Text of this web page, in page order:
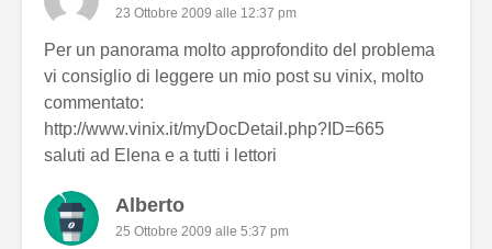
23 Ottobre 2009 alle 12:37 pm
Per un panorama molto approfondito del problema
vi consiglio di leggere un mio post su vinix, molto
commentato:
http://www.vinix.it/myDocDetail.php?ID=665
saluti ad Elena e a tutti i lettori
Alberto
25 Ottobre 2009 alle 5:37 pm